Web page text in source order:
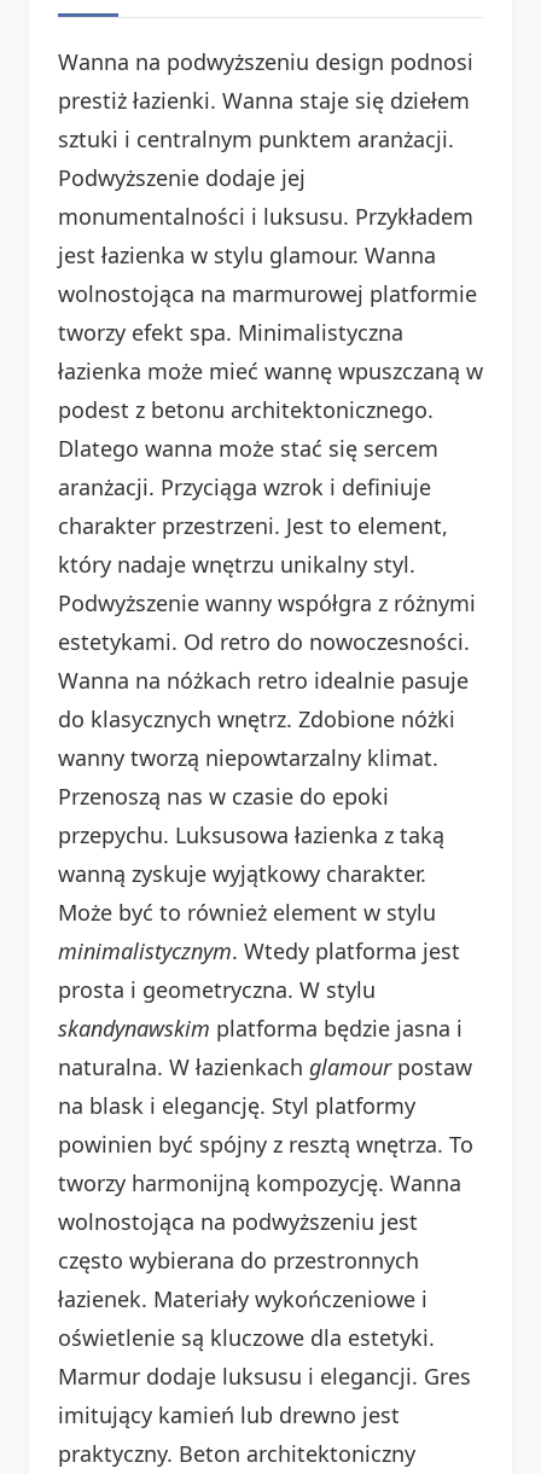
Wanna na podwyższeniu design podnosi
prestiż łazienki. Wanna staje się dziełem
sztuki i centralnym punktem aranżacji.
Podwyższenie dodaje jej
monumentalności i luksusu. Przykładem
jest łazienka w stylu glamour. Wanna
wolnostojąca na marmurowej platformie
tworzy efekt spa. Minimalistyczna
łazienka może mieć wannę wpuszczaną w
podest z betonu architektonicznego.
Dlatego wanna może stać się sercem
aranżacji. Przyciąga wzrok i definiuje
charakter przestrzeni. Jest to element,
który nadaje wnętrzu unikalny styl.
Podwyższenie wanny współgra z różnymi
estetykami. Od retro do nowoczesności.
Wanna na nóżkach retro idealnie pasuje
do klasycznych wnętrz. Zdobione nóżki
wanny tworzą niepowtarzalny klimat.
Przenoszą nas w czasie do epoki
przepychu. Luksusowa łazienka z taką
wanną zyskuje wyjątkowy charakter.
Może być to również element w stylu
minimalistycznym. Wtedy platforma jest
prosta i geometryczna. W stylu
skandynawskim platforma będzie jasna i
naturalna. W łazienkach glamourpostaw
na blask i elegancję. Styl platformy
powinien być spójny z resztą wnętrza. To
tworzy harmonijną kompozycję. Wanna
wolnostojąca na podwyższeniu jest
często wybierana do przestronnych
łazienek. Materiały wykończeniowe i
oświetlenie są kluczowe dla estetyki.
Marmur dodaje luksusu i elegancji. Gres
imitujący kamień lub drewno jest
praktyczny. Beton architektoniczny